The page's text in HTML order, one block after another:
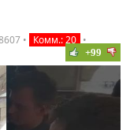
• Комм.: 20 •
+99